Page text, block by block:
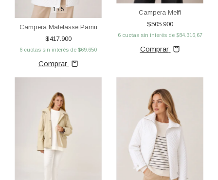
1/5
Campera Matelasse Parnu
$417.900
6 cuotas sin interés de $69.650
Comprar
Campera Melfi
$505.900
6 cuotas sin interés de $84.316,67
Comprar